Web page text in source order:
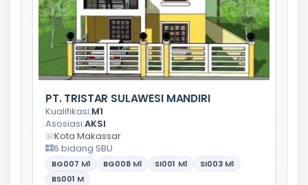
PT. TRISTAR SULAWESI MANDIRI
Kualifikasi:M1
Asosiasi:AKSI
Kota Makassar
6 bidang SBU
BG007 M1 BG008 M1 SI001 M1 SI003 M1
BS001 M